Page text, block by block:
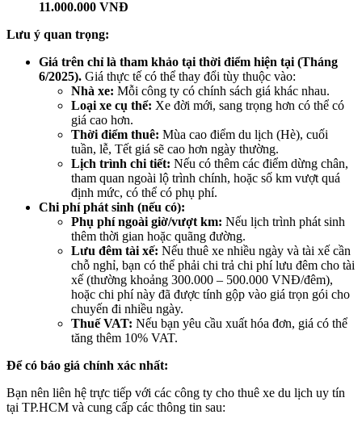
11.000.000 VNĐ
Lưu ý quan trọng:
Giá trên chỉ là tham khảo tại thời điểm hiện tại (Tháng
6/2025). Giá thực tế có thể thay đổi tùy thuộc vào:
Nhà xe: Mỗi công ty có chính sách giá khác nhau.
Loại xe cụ thể: Xe đời mới, sang trọng hơn có thể có
giá cao hơn.
Thời điểm thuê: Mùa cao điểm du lịch (Hè), cuối
tuần, lễ, Tết giá sẽ cao hơn ngày thường.
Lịch trình chi tiết: Nếu có thêm các điểm dừng chân,
tham quan ngoài lộ trình chính, hoặc số km vượt quá
định mức, có thể có phụ phí.
Chi phí phát sinh (nếu có):
Phụ phí ngoài giờ/vượt km: Nếu lịch trình phát sinh
thêm thời gian hoặc quãng đường.
Lưu đêm tài xế: Nếu thuê xe nhiều ngày và tài xế cần
chỗ nghỉ, bạn có thể phải chi trả chi phí lưu đêm cho tài
xế (thường khoảng 300.000 – 500.000 VNĐ/đêm),
hoặc chi phí này đã được tính gộp vào giá trọn gói cho
chuyến đi nhiều ngày.
Thuế VAT: Nếu bạn yêu cầu xuất hóa đơn, giá có thể
tăng thêm 10% VAT.
Để có báo giá chính xác nhất:
Bạn nên liên hệ trực tiếp với các công ty cho thuê xe du lịch uy tín
tại TP.HCM và cung cấp các thông tin sau: